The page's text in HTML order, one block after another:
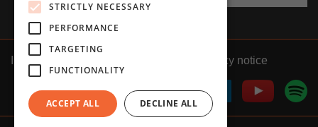
Privacy notice
STRICTLY NECESSARY
PERFORMANCE
TARGETING
FUNCTIONALITY
ACCEPT ALL DECLINE ALL